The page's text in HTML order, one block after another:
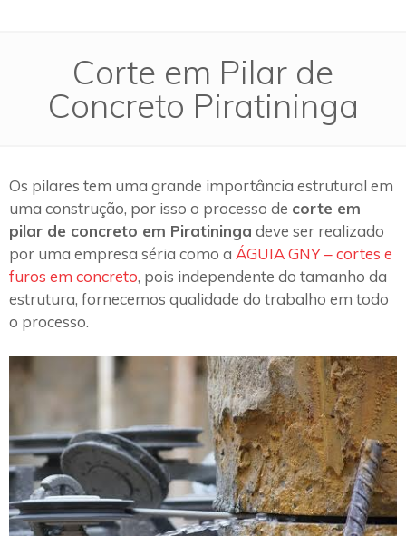
Corte em Pilar de
Concreto Piratininga
Os pilares tem uma grande importância estrutural em
uma construção, por isso o processo de corte em
pilar de concreto em Piratininga deve ser realizado
por uma empresa séria como a ÁGUIA GNY – cortes e
furos em concreto, pois independente do tamanho da
estrutura, fornecemos qualidade do trabalho em todo
o processo.